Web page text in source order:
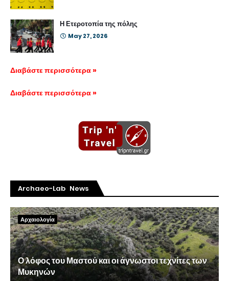
Η Ετεροτοπία της πόλης
May 27, 2026
Διαβάστε περισσότερα »
Διαβάστε περισσότερα »
Archaeo-Lab News
Αρχαιολογία
Ο λόφος του Μαστού και οι άγνωστοι τεχνίτες των
Μυκηνών